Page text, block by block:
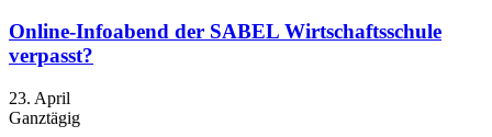
Online-Infoabend der SABEL Wirtschaftsschule
verpasst?
23. April
Ganztägig